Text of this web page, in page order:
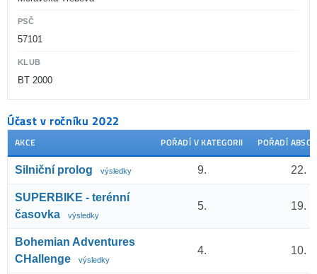
PSČ
57101
KLUB
BT 2000
Účast v ročníku 2022
AKCE POŘADÍ V KATEGORII POŘADÍ
Silniční prolog výsledky 9. 22.
SUPERBIKE - terénní
časovka
výsledky
5. 19.
Bohemian Adventures
CHallenge
výsledky
4. 10.